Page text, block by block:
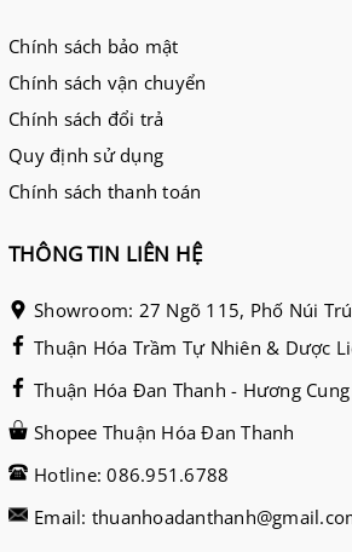
Chính sách bảo mật
Chính sách vận chuyển
Chính sách đổi trả
Quy định sử dụng
Chính sách thanh toán
THÔNG TIN LIÊN HỆ
Showroom: 27 Ngõ 115, Phố Núi
Thuận Hóa Trầm Tự Nhiên & Dược
Thuận Hóa Đan Thanh - Hương
Shopee Thuận Hóa Đan Thanh
Hotline: 086.951.6788
Email: